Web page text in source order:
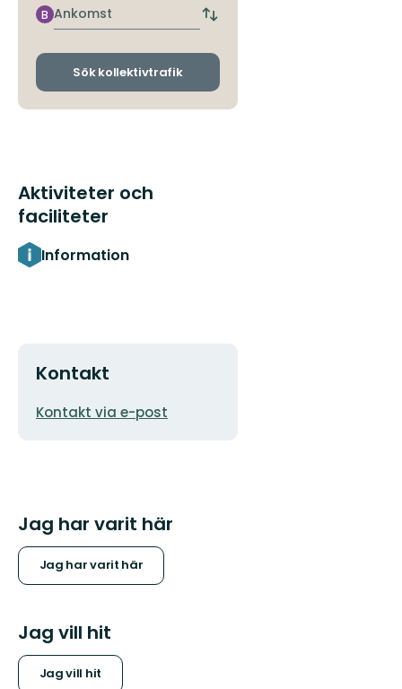
hållplats
Ankomst
B
Byt
och
Sök kollektivtrafik
Aktiviteter och
faciliteter
Information
Kontakt
E-
Kontakt via e-post
Jag har varit här
Jag har varit här
Jag vill hit
Jag vill hit